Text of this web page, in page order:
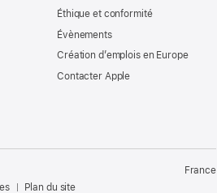
Éthique et conformité
Évènements
Création d’emplois en Europe
Contacter Apple
Plan du site
France